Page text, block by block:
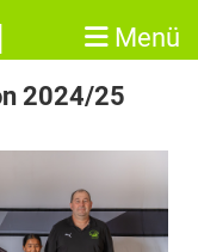
Menü
2024/25